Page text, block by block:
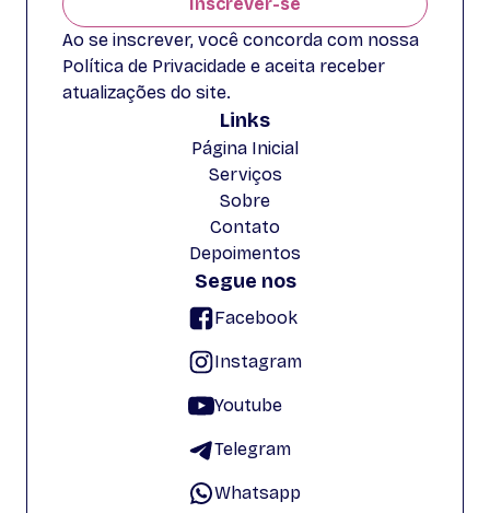
Ao se inscrever, você concorda com nossa
Política de Privacidade e aceita receber
atualizações do site.
Links
Página Inicial
Serviços
Sobre
Contato
Depoimentos
Segue nos
Facebook
Instagram
Youtube
Telegram
Whatsapp